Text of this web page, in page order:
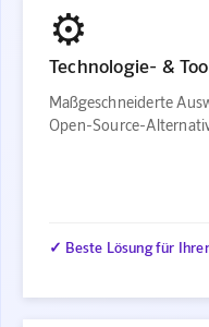
⚙️
Technologie- &
Maßgeschneiderte
Open-Source-
✓ Beste Lösung für